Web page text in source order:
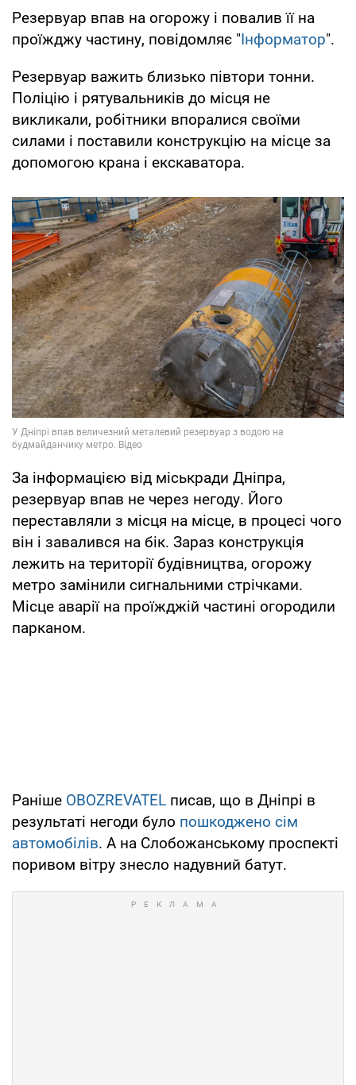
Резервуар впав на огорожу і повалив її на
проїжджу частину, повідомляє "Інформатор".
Резервуар важить близько півтори тонни.
Поліцію і рятувальників до місця не
викликали, робітники впоралися своїми
силами і поставили конструкцію на місце за
допомогою крана і екскаватора.
За інформацією від міськради Дніпра,
резервуар впав не через негоду. Його
переставляли з місця на місце, в процесі чого
він і завалився на бік. Зараз конструкція
лежить на території будівництва, огорожу
метро замінили сигнальними стрічками.
Місце аварії на проїжджій частині огородили
парканом.
Раніше OBOZREVATEL писав, що в Дніпрі в
результаті негоди було пошкоджено сім
автомобілів. А на Слобожанському проспекті
поривом вітру знесло надувний батут.